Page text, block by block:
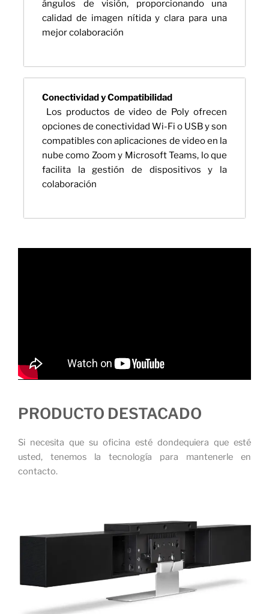
ángulos de visión, proporcionando una
calidad de imagen nítida y clara para una
mejor colaboración
Conectividad y Compatibilidad
Los productos de video de Poly ofrecen
opciones de conectividad Wi-Fi o USB y son
compatibles con aplicaciones de video en la
nube como Zoom y Microsoft Teams, lo que
facilita la gestión de dispositivos y la
colaboración
PRODUCTO DESTACADO
Si necesita que su oficina esté dondequiera que esté
usted, tenemos la tecnología para mantenerle en
contacto.